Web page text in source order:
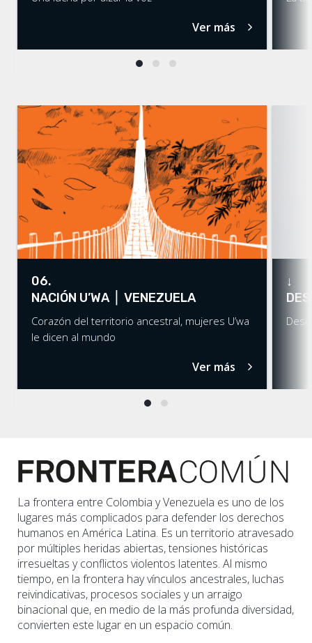
Ver más
06.
NACIÓN U’WA
⎢ VENEZUELA
Corazón del territorio ancestral, mujeres U’wa
le dicen al mundo
Ver más
↓
La frontera entre Colombia y Venezuela es uno de los
lugares más complicados para defender los derechos
humanos en América Latina. Es un territorio atravesado
por múltiples heridas abiertas, tensiones históricas
irresueltas y conflictos violentos latentes. Al mismo
tiempo, en la frontera hay vínculos ancestrales, luchas
reivindicativas, procesos sociales y un arraigo
binacional que, en medio de la más profunda diversidad,
convierten este lugar en un espacio común.